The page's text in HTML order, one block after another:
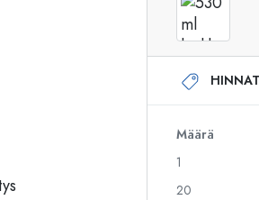
Airless-pumppupullot
Roll-on-pullot
Puristuspullot
Määrä
1
20